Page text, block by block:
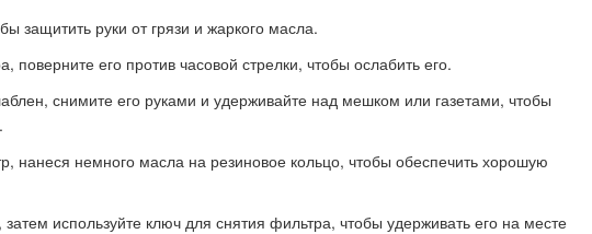
защитить руки от грязи и жаркого масла.
поверните его против часовой стрелки, чтобы ослабить его.
снимите его руками и удерживайте над мешком или газетами, чтобы
нанеся немного масла на резиновое кольцо, чтобы обеспечить хорошую
используйте ключ для снятия фильтра, чтобы удерживать его на месте